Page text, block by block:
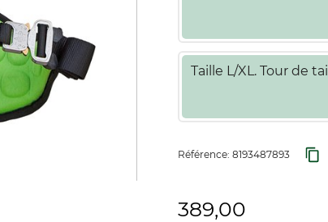
Taille L/XL. Tour de
Référence: 8193487893
389,00